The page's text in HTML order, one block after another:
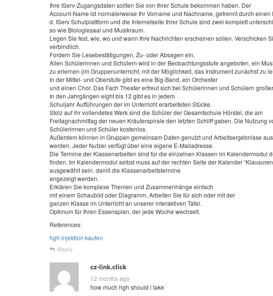
Ihre IServ-Zugangsdaten sollten Sie von Ihrer Schule bekommen haben. Der
Account-Name ist normalerweise Ihr Vorname und Nachname, getrennt durch einen
d. IServ Schulplattform und die Internetseite Ihrer Schule sind zwei komplett
so wie Biologiesaal und Musikraum.
Legen Sie fest, wie, wo und wann Ihre Nachrichten erscheinen sollen. Verschicken
verbindlich.
Fordern Sie Lesebestätigungen, Zu- oder Absagen ein.
Allen Schü­lerinnen und Schülern wird in der Be­ob­achtungsstufe angeboten, ein
zu erlernen (im Gruppenun­ter­richt, mit der Möglichkeit, das Instrument zunächst zu
In der Mit­tel- und Oberstufe gibt es eine Big-Band, ein Orchester
und einen Chor. Das Fach Theater erfreut sich bei Schülerinnen und Schü­lern
In den Jahrgängen eight bis 12 gibt es in jedem
Schuljahr Auf­führungen der im Unterricht erarbei­teten Stücke.
Stolz auf ihr vollendetes Werk sind die Schüler der Gesamtschule Hörstel, die am
Freitagnachmittag der neuen Kräuterspirale den letzten Schliff gaben. Die Nutzung
Schülerinnen und Schüler kostenlos.
Außerdem können in Gruppen gemeinsam Daten genutzt und Arbeitsergebnisse
werden. Jeder Nutzer verfügt über eine eigene E-Mailadresse.
Die Termine der Klassenarbeiten sind für die einzelnen Klassen im Kalendermodul
finden. Im Kalendermodul selbst muss auf der rechten Seite der Kalender
ausgewählt sein, damit die Klassenarbeitstermine
angezeigt werden.
Erklären Sie komplexe Themen und Zusammenhänge einfach
mit einem Schaubild oder Diagramm. Arbeiten Sie für sich oder mit der
ganzen Klasse im Unterricht an unserer interaktiven Tafel.
Optimum für Ihren Essensplan, der jede Woche wechselt.
References:
hgh injektion kaufen
Reply
cz-link.click
12 months ago
how much hgh should i take